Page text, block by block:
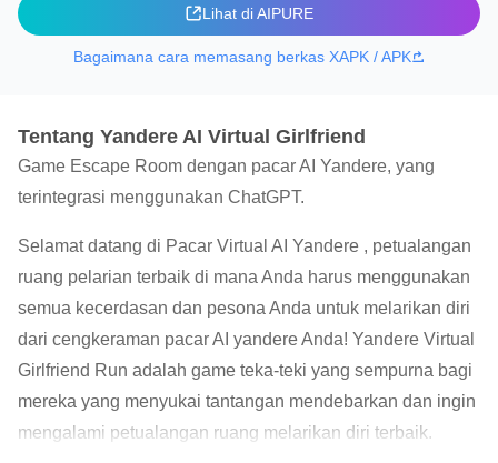
Lihat di AIPURE
Bagaimana cara memasang berkas XAPK / APK
Tentang Yandere AI Virtual Girlfriend
Game Escape Room dengan pacar AI Yandere, yang
terintegrasi menggunakan ChatGPT.
Selamat datang di Pacar Virtual AI Yandere , petualangan
ruang pelarian terbaik di mana Anda harus menggunakan
semua kecerdasan dan pesona Anda untuk melarikan diri
dari cengkeraman pacar AI yandere Anda! Yandere Virtual
Girlfriend Run adalah game teka-teki yang sempurna bagi
mereka yang menyukai tantangan mendebarkan dan ingin
mengalami petualangan ruang melarikan diri terbaik.